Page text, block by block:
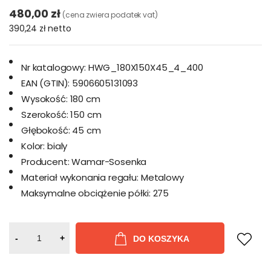
480,00 zł (cena zwiera podatek vat)
390,24 złnetto
Nr katalogowy: HWG_180X150X45_4_400
EAN (GTIN): 5906605131093
Wysokość: 180 cm
Szerokość: 150 cm
Głębokość: 45 cm
Kolor: bialy
Producent: Wamar-Sosenka
Materiał wykonania regału: Metalowy
Maksymalne obciążenie półki: 275
- + DO KOSZYKA